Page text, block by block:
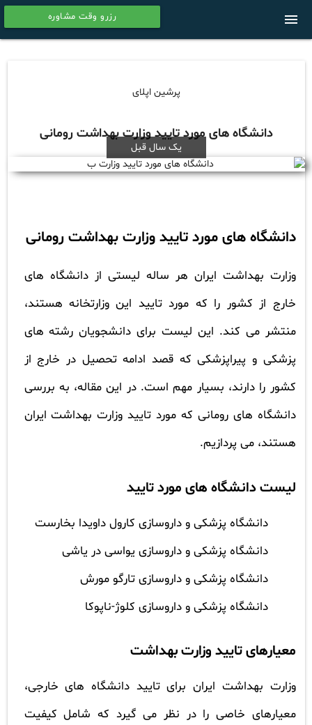
رزرو وقت مشاوره menu
پرشین اپلای
دانشگاه های مورد تایید وزارت بهداشت رومانی
یک سال قبل
دانشگاه های مورد تایید وزارت بهداشت رومانی
وزارت بهداشت ایران هر ساله لیستی از دانشگاه های
خارج از کشور را که مورد تایید این وزارتخانه هستند،
منتشر می کند. این لیست برای دانشجویان رشته های
پزشکی و پیراپزشکی که قصد ادامه تحصیل در خارج از
کشور را دارند، بسیار مهم است. در این مقاله، به بررسی
دانشگاه های رومانی که مورد تایید وزارت بهداشت ایران
هستند، می پردازیم.
لیست دانشگاه های مورد تایید
دانشگاه پزشکی و داروسازی کارول داویدا بخارست
دانشگاه پزشکی و داروسازی یواسی در یاشی
دانشگاه پزشکی و داروسازی تارگو مورش
دانشگاه پزشکی و داروسازی کلوژ-ناپوکا
معیارهای تایید وزارت بهداشت
وزارت بهداشت ایران برای تایید دانشگاه های خارجی،
معیارهای خاصی را در نظر می گیرد که شامل کیفیت